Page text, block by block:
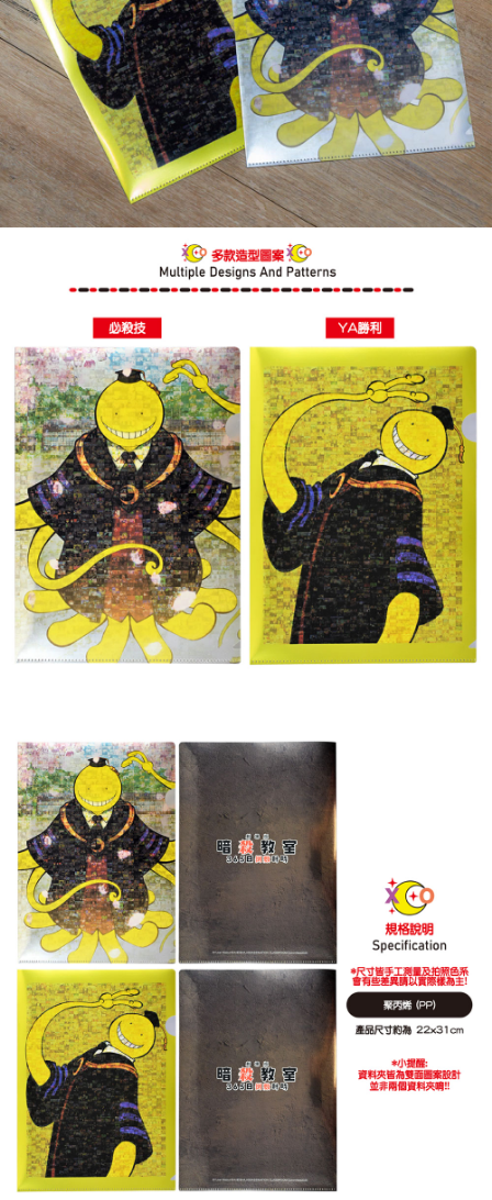
任。
４．使用「AFTEE先享後付」時，將依據個別帳號之用戶狀況，依本公司即
時審查核予不同之上限額度；若仍有額度不足之情形，本公司將視審查結果
請求用戶進行身份認證。
５．嚴禁一人註冊多個帳號或使用他人資訊註冊。若發現惡意使用之情形，
恩沛科技股份有限公司將有權停止該用戶之使用額度並採取法律行動。